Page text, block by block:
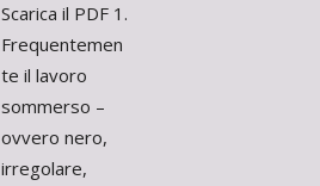
Scarica il PDF 1.
Frequentemen
te il lavoro
sommerso –
ovvero nero,
irregolare,